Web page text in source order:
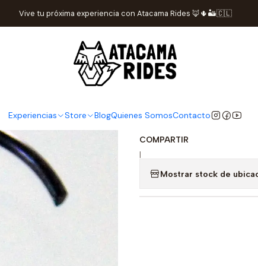
Experiencias Store BlogQuienes SomosContacto
Vive tu próxima experiencia con Atacama Rides 🦊🌵🏜️🇨🇱
Repuestos Yamaha Seguro pasador pistón Yamaha WR450F
Seguro
2014 (juego
Seguro pasador pistón
COMPARTIR
|
Mostrar stock de